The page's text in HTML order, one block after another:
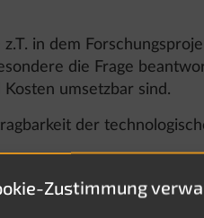
Zustimmung
in dem
die Frage
umsetzbar sind.
der